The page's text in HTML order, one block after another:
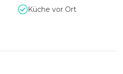
Sie und Ihre Gäste mit
sowohl bei privaten, als auch
höhchster Stelle.
Küche vor Ort